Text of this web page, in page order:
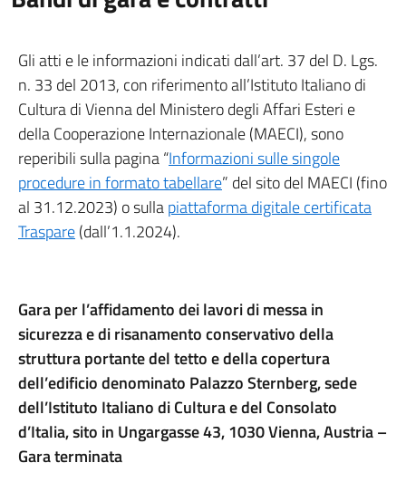
Gli atti e le informazioni indicati dall’art. 37 del D. Lgs.
n. 33 del 2013, con riferimento all’Istituto Italiano di
Cultura di Vienna del Ministero degli Affari Esteri e
della Cooperazione Internazionale (MAECI), sono
reperibili sulla pagina “Informazioni sulle singole
procedure in formato tabellare” del sito del MAECI (fino
al 31.12.2023) o sullapiattaforma digitale certificata
Traspare(dall’1.1.2024).
Gara per l’affidamento dei lavori di messa in
sicurezza e di risanamento conservativo della
struttura portante del tetto e della copertura
dell’edificio denominato Palazzo Sternberg, sede
dell’Istituto Italiano di Cultura e del Consolato
d’Italia, sito in Ungargasse 43, 1030 Vienna, Austria –
Gara terminata